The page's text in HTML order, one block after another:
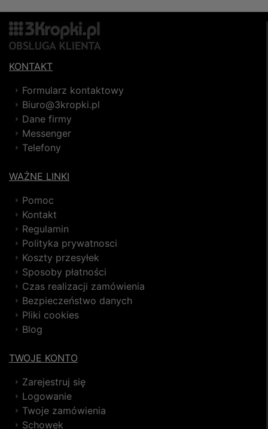
KONTAKT
Formularz kontaktowy
Biuro@3kropki.pl
Dane firmy
Messenger
Telefony
WAŻNE LINKI
Pomoc
Kontakt
Regulamin
Polityka prywatnosci
Koszty przesyłek
Sposoby płatności
Czas realizacji zamówienia
Bezpieczeństwo danych
Pliki cookies
Blog
TWOJE KONTO
Zarejestruj się
Logowanie
Twoje zamówienia
Schowek